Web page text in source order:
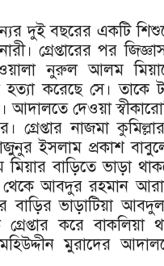
দুই বছরের একটি
গ্রেপ্তারের পর
নুরুল আলম
হত্যা করেছে সে।
দেওয়া
গ্রেপ্তার নাজমা
ইসলাম প্রকাশ বাবুলের
মিয়ার বাড়িতে ভাড়া
থেকে আবদুর রহমান
ভাড়াটিয়া
করে
মহিউদ্দীন মুরাদের